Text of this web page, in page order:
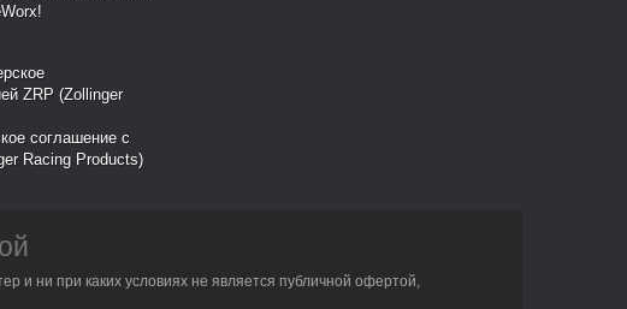
соглашение с
Racing Products)
и ни при каких условиях не является публичной офертой,